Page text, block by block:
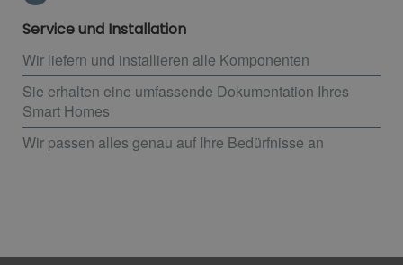
Service und Installation
Wir liefern und installieren alle Komponenten
Sie erhalten eine umfassende Dokumentation Ihres
Smart Homes
Wir passen alles genau auf Ihre Bedürfnisse an